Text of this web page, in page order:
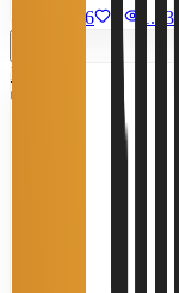
9/7/2026
1.533
Miễn phí